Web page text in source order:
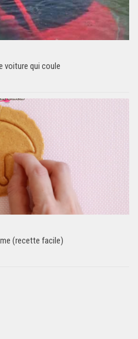
voiture qui coule
(recette facile)